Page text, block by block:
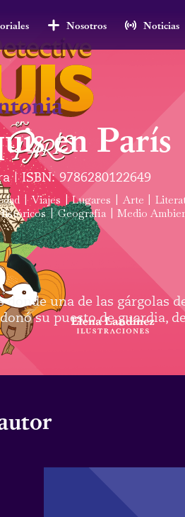
Nosotros Noticias
en París
| ISBN: 9786280122649
Viajes Lugares Arte
| Geografía Medio
donde una de las gárgolas
su puesto de guardia,